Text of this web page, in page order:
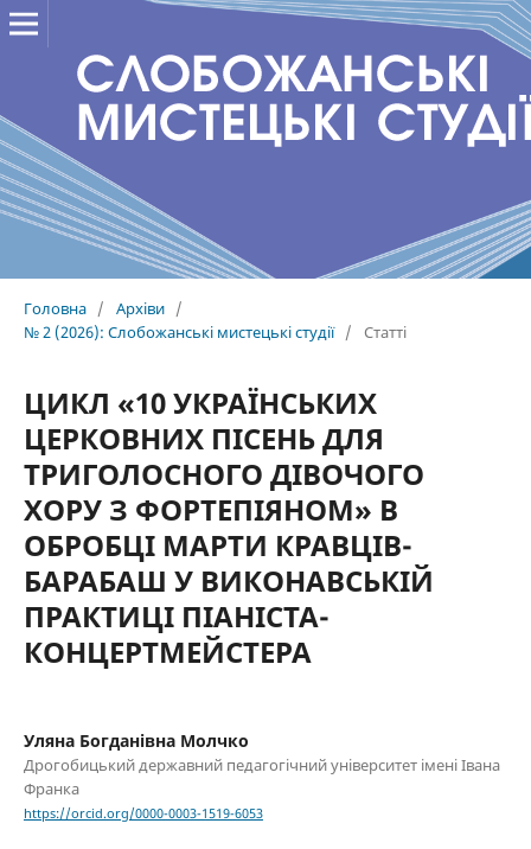
Головна / Архіви /
№ 2 (2026): Слобожанські мистецькі студії / Статті
ЦИКЛ «10 УКРАЇНСЬКИХ
ЦЕРКОВНИХ ПІСЕНЬ ДЛЯ
ТРИГОЛОСНОГО ДІВОЧОГО
ХОРУ З ФОРТЕПІЯНОМ» В
ОБРОБЦІ МАРТИ КРАВЦІВ-
БАРАБАШ У ВИКОНАВСЬКІЙ
ПРАКТИЦІ ПІАНІСТА-
КОНЦЕРТМЕЙСТЕРА
Уляна Богданівна Молчко
Дрогобицький державний педагогічний університет імені Івана
Франка
https://orcid.org/0000-0003-1519-6053